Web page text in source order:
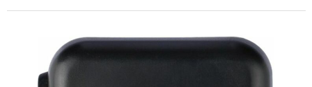
Minimale afname: 1